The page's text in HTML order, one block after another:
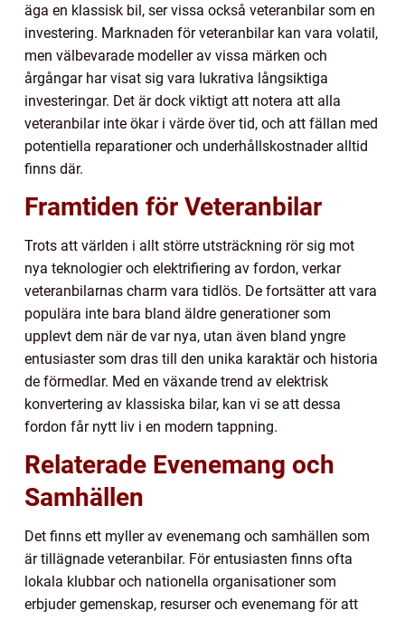
äga en klassisk bil, ser vissa också veteranbilar som en
investering. Marknaden för veteranbilar kan vara volatil,
men välbevarade modeller av vissa märken och
årgångar har visat sig vara lukrativa långsiktiga
investeringar. Det är dock viktigt att notera att alla
veteranbilar inte ökar i värde över tid, och att fällan med
potentiella reparationer och underhållskostnader alltid
finns där.
Framtiden för Veteranbilar
Trots att världen i allt större utsträckning rör sig mot
nya teknologier och elektrifiering av fordon, verkar
veteranbilarnas charm vara tidlös. De fortsätter att vara
populära inte bara bland äldre generationer som
upplevt dem när de var nya, utan även bland yngre
entusiaster som dras till den unika karaktär och historia
de förmedlar. Med en växande trend av elektrisk
konvertering av klassiska bilar, kan vi se att dessa
fordon får nytt liv i en modern tappning.
Relaterade Evenemang och
Samhällen
Det finns ett myller av evenemang och samhällen som
är tillägnade veteranbilar. För entusiasten finns ofta
lokala klubbar och nationella organisationer som
erbjuder gemenskap, resurser och evenemang för att